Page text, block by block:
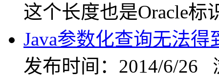
这个长度也是Oracle标
Java参数化查询无法
发布时间：2014/6/26